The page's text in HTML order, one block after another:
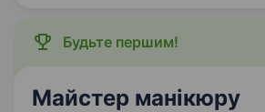
Будьте першим!
Майстер манікюру